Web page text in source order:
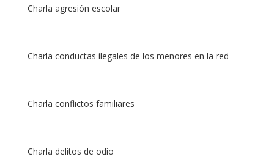
Charla agresión escolar
Charla conductas ilegales de los menores en la red
Charla conflictos familiares
Charla delitos de odio